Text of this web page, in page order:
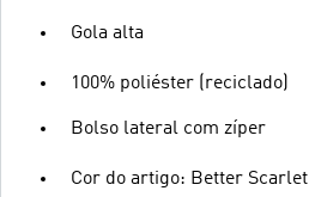
Gola alta
100% poliéster (reciclado)
Bolso lateral com zíper
Cor do artigo: Better Scarlet